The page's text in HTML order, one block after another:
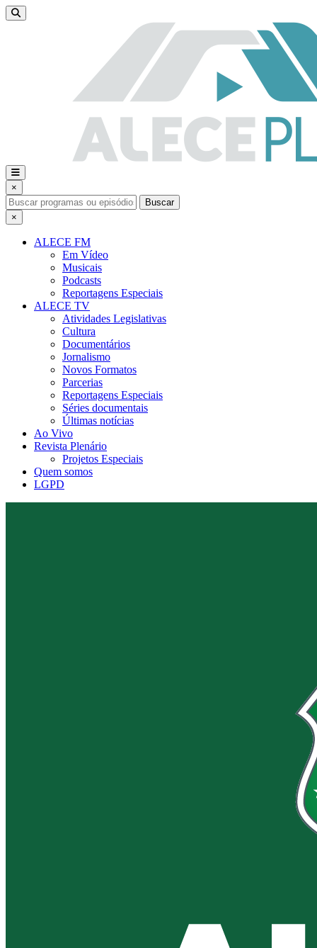
×
Buscar
×
ALECE FM
Em Vídeo
Musicais
Podcasts
Reportagens Especiais
ALECE TV
Atividades Legislativas
Cultura
Documentários
Jornalismo
Novos Formatos
Parcerias
Reportagens Especiais
Séries documentais
Últimas notícias
Ao Vivo
Revista Plenário
Projetos Especiais
Quem somos
LGPD